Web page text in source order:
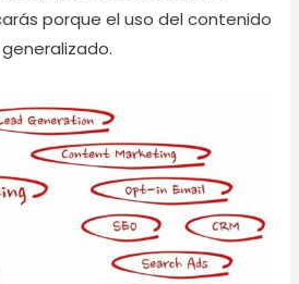
porque el uso del contenido